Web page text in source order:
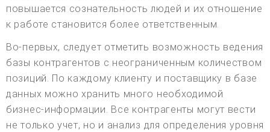
повышается сознательность людей и их отношение
к работе становится более ответственным.
Во-первых, следует отметить возможность ведения
базы контрагентов с неограниченным количеством
позиций. По каждому клиенту и поставщику в базе
данных можно хранить много необходимой
бизнес-информации. Все контрагенты могут вести
не только учет, но и анализ для определения уровня